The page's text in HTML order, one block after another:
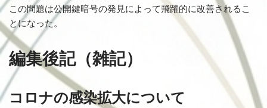
この問題は公開鍵暗号の発見によって飛躍的に改善されるこ
とになった。
編集後記（雑記）
コロナの感染拡大について